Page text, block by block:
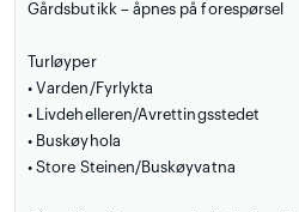
Gårdsbutikk – åpnes på forespørsel
Turløyper
• Varden/Fyrlykta
• Livdehelleren/Avrettingsstedet
• Buskøyhola
• Store Steinen/Buskøyvatna